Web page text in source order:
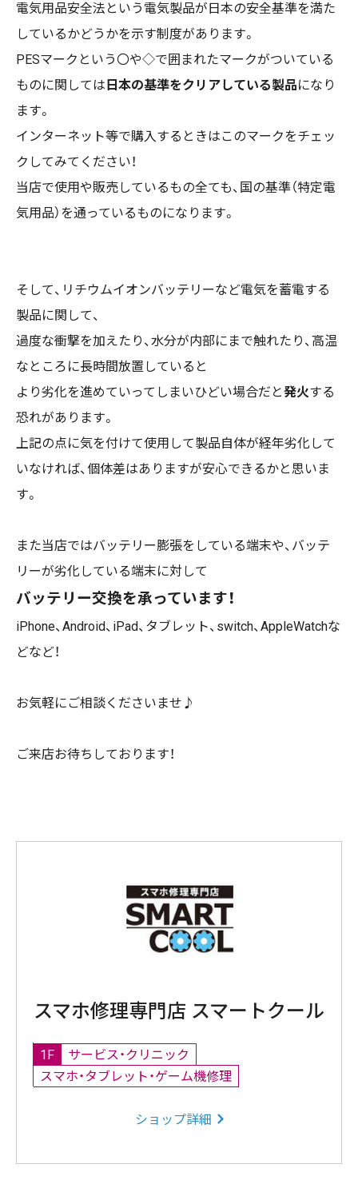
電気用品安全法という電気製品が日本の安全基準を満た
しているかどうかを示す制度があります。
PESマークという〇や◇で囲まれたマークがついている
ものに関しては 日本の基準をクリアしている製品になり
ます。
インターネット等で購入するときはこのマークをチェッ
クしてみてください！
当店で使用や販売しているもの全ても、国の基準（特定電
気用品）を通っているものになります。
そして、リチウムイオンバッテリーなど電気を蓄電する
製品に関して、
過度な衝撃を加えたり、水分が内部にまで触れたり、高温
なところに長時間放置していると
より劣化を進めていってしまいひどい場合だと発火する
恐れがあります。
上記の点に気を付けて使用して製品自体が経年劣化して
いなければ、個体差はありますが安心できるかと思いま
す。
また当店ではバッテリー膨張をしている端末や、バッテ
リーが劣化している端末に対して
バッテリー交換を承っています！
iPhone、Android、iPad、タブレット、switch、AppleWatchな
どなど！
お気軽にご相談くださいませ♪
ご来店お待ちしております！
スマホ修理専門店 スマートクール
1F
サービス・クリニック
スマホ・タブレット・ゲーム機修理
ショップ詳細